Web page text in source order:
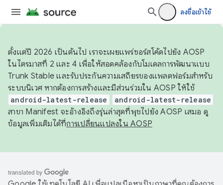
ลงชื่อเข้าใช้
ตั้งแต่ปี 2026 เป็นต้นไป เราจะเผยแพร่ซอร์สโค้ดไปยัง AOSP
ในไตรมาสที่ 2 และ 4 เพื่อให้สอดคล้องกับโมเดลการพัฒนาแบบ
Trunk Stable และรับประกันความเสถียรของแพลตฟอร์มสำหรับ
ระบบนิเวศ หากต้องการสร้างและมีส่วนร่วมใน AOSP ให้ใช้
android-latest-release android-latest-release
สาขา Manifest จะอ้างอิงถึงรุ่นล่าสุดที่พุชไปยัง AOSP เสมอ ดู
ข้อมูลเพิ่มเติมได้ที่การเปลี่ยนแปลงใน AOSP